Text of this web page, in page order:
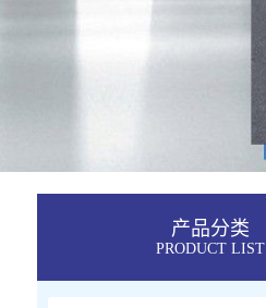
产品分类
PRODUCT LIST